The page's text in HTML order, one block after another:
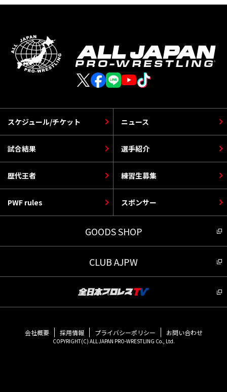
スケジュール/チケット
選手紹介
PWF rules
ニュース
歴代王者
スポンサー
試合結果
練習生募集
GOODS SHOP
CLUB AJPW
会社概要 採用情報 プライバシーポリシー お問い合わせ
COPYRIGHT(C) ALL JAPAN PRO-WRESTLING Co., Ltd.